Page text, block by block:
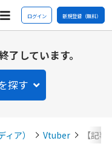
ログイン 新規登録（無料）
了しています。
探す
ア） Vtuber 【記